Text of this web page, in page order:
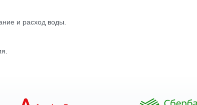
и расход воды.